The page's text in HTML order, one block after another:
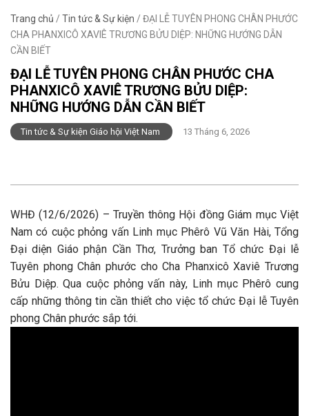
Trang chủ / Tin tức & Sự kiện / ĐẠI LỄ TUYÊN PHONG CHÂN PHƯỚC
CHA PHANXICÔ XAVIÊ TRƯƠNG BỬU DIỆP: NHỮNG HƯỚNG DẪN
CẦN BIẾT
ĐẠI LỄ TUYÊN PHONG CHÂN PHƯỚC CHA
PHANXICÔ XAVIÊ TRƯƠNG BỬU DIỆP:
NHỮNG HƯỚNG DẪN CẦN BIẾT
Tin tức & Sự kiện Giáo hội Việt Nam 13 Tháng 6, 2026
WHĐ (12/6/2026) – Truyền thông Hội đồng Giám mục Việt
Nam có cuộc phỏng vấn Linh mục Phêrô Vũ Văn Hài, Tổng
Đại diện Giáo phận Cần Thơ, Trưởng ban Tổ chức Đại lễ
Tuyên phong Chân phước cho Cha Phanxicô Xaviê Trương
Bửu Diệp. Qua cuộc phỏng vấn này, Linh mục Phêrô cung
cấp những thông tin cần thiết cho việc tổ chức Đại lễ Tuyên
phong Chân phước sắp tới.